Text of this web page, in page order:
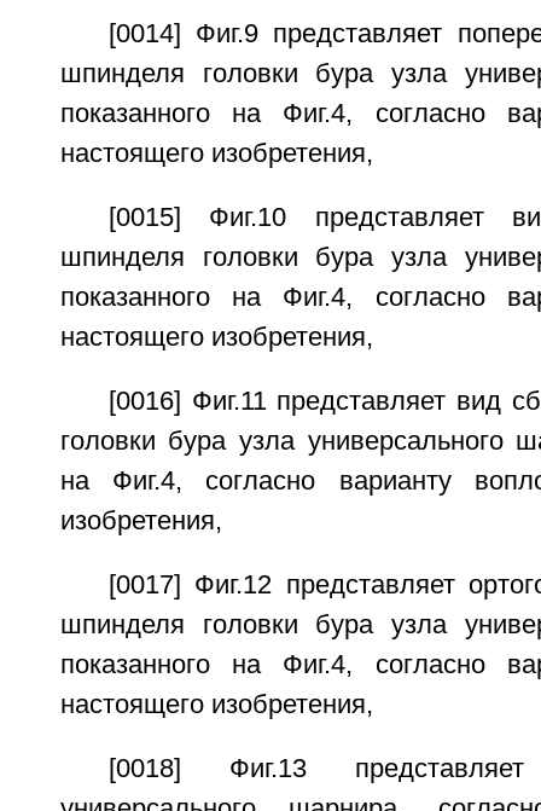
[0014] Фиг.9 представляет
шпинделя головки бура узла
показанного на Фиг.4, согласно
настоящего изобретения,
[0015] Фиг.10 представляет
шпинделя головки бура узла
показанного на Фиг.4, согласно
настоящего изобретения,
[0016] Фиг.11 представляет вид
головки бура узла универсального
на Фиг.4, согласно варианту
изобретения,
[0017] Фиг.12 представляет
шпинделя головки бура узла
показанного на Фиг.4, согласно
настоящего изобретения,
[0018] Фиг.13